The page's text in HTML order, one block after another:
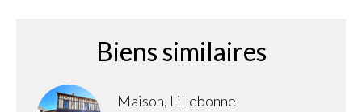
Biens similaires
Maison, Lillebonne